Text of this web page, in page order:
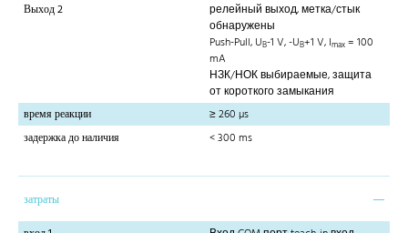
Выход 2
релейный выход, метка/стык
обнаружены
Push-Pull, UB-1 V, -UB+1 V, Imax = 100
mA
НЗК/НОК выбираемые, защита
от короткого замыкания
время реакции
≥ 260 µs
задержка до наличия
< 300 ms
затраты